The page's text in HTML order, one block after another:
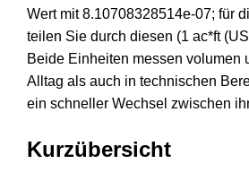
Wert mit 8.10708328514e-07; für
teilen Sie durch diesen (1 ac*ft
Beide Einheiten messen volumen
Alltag als auch in technischen
ein schneller Wechsel zwischen
Kurzübersicht